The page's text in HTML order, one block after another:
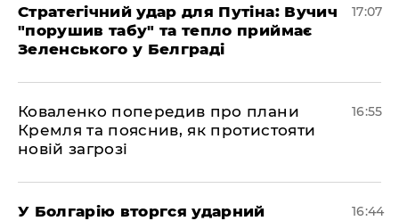
Стратегічний удар для Путіна: Вучич
"порушив табу" та тепло приймає
Зеленського у Белграді
17:07
Коваленко попередив про плани
Кремля та пояснив, як протистояти
новій загрозі
16:55
У Болгарію вторгся ударний
16:44